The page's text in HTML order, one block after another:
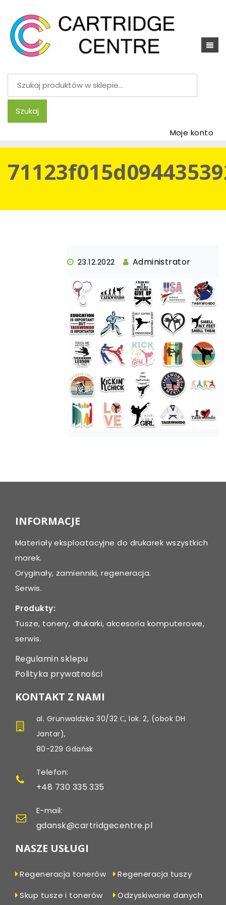
Szukaj:
Szukaj
Moje konto
23.12.2022 Administrator
navigation
INFORMACJE
Materiały eksploatacyjne do drukarek wszystkich
marek.
Oryginały, zamienniki, regeneracja.
Serwis.
Produkty:
Tusze, tonery, drukarki, akcesoria komputerowe,
serwis.
Regulamin sklepu
Polityka prywatności
KONTAKT Z NAMI
al. Grunwaldzka 30/32 С, lok. 2, (obok DH
Jantar),
80-229 Gdańsk
Telefon:
+48 730 335 335
E-mail:
gdansk@cartridgecentre.pl
NASZE USŁUGI
Regeneracja tonerów
Regeneracja tuszy
Skup tusze i tonerów
Odzyskiwanie danych